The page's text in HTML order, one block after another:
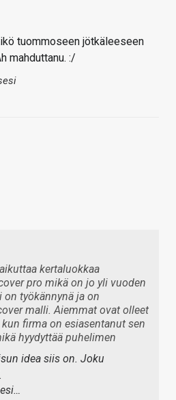
tuommoseen jötkäleeseen
mahduttanu. :/
kertaluokkaa
pro mikä on jo yli vuoden
on työkännynä ja on
malli. Aiemmat ovat olleet
firma on esiasentanut sen
hyydyttää puhelimen
idea siis on. Joku